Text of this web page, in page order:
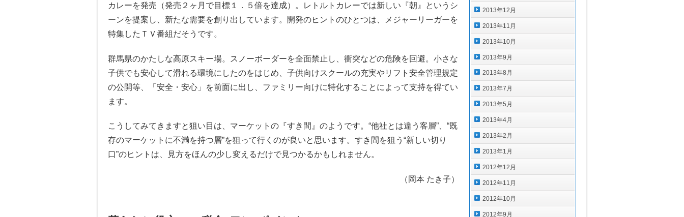
カレーを発売（発売２ヶ月で目標１．５倍を達成）。レトルトカレーでは新しい『朝』というシ
ーンを提案し、新たな需要を創り出しています。開発のヒントのひとつは、メジャーリーガーを
特集したＴＶ番組だそうです。
群馬県のかたしな高原スキー場。スノーボーダーを全面禁止し、衝突などの危険を回避。小さな
子供でも安心して滑れる環境にしたのをはじめ、子供向けスクールの充実やリフト安全管理規定
の公開等、「安全・安心」を前面に出し、ファミリー向けに特化することによって支持を得てい
ます。
こうしてみてきますと狙い目は、マーケットの『すき間』のようです。“他社とは違う客層”、“既
存のマーケットに不満を持つ層”を狙って行くのが良いと思います。すき間を狙う“新しい切り
口”のヒントは、見方をほんの少し変えるだけで見つかるかもしれません。
（岡本 たき子）
2013年12月
2013年11月
2013年10月
2013年9月
2013年8月
2013年7月
2013年5月
2013年4月
2013年2月
2013年1月
2012年12月
2012年11月
2012年10月
2012年9月